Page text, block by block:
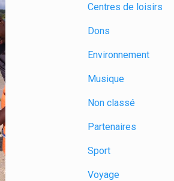
Centres de loisirs
Dons
Environnement
Musique
Non classé
Partenaires
Sport
Voyage